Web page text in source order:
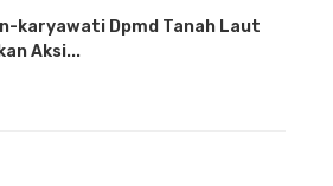
karyawati Dpmd Tanah Laut
Aksi...